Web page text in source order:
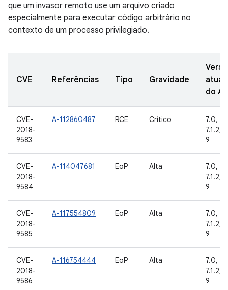
que um invasor remoto use um arquivo criado
especialmente para executar código arbitrário no
contexto de um processo privilegiado.
CVE Referências Tipo Gravidade
do
CVE-
2018-
9583
A-112860487 RCE Crítico
7.0,
7.1.2,
9
CVE-
2018-
9584
A-114047681 EoP Alta
7.0,
7.1.2,
9
CVE-
2018-
9585
A-117554809 EoP Alta
7.0,
7.1.2,
9
CVE-
2018-
9586
A-116754444 EoP Alta
7.0,
7.1.2,
9